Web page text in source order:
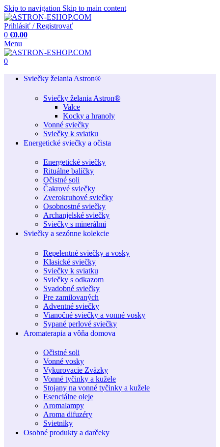
Skip to navigation Skip to main content
Prihlásiť / Registrovať
0 €0.00
Menu
0
Sviečky želania Astron®
Sviečky želania Astron®
Valce
Kocky a hranoly
Vonné sviečky
Sviečky k sviatku
Energetické sviečky a očista
Energetické sviečky
Rituálne balíčky
Očistné soli
Čakrové sviečky
Zverokruhové sviečky
Osobnostné sviečky
Archanjelské sviečky
Sviečky s minerálmi
Sviečky a sezónne kolekcie
Repelentné sviečky a vosky
Klasické sviečky
Sviečky k sviatku
Sviečky s odkazom
Svadobné sviečky
Pre zamilovaných
Adventné sviečky
Vianočné sviečky a vonné vosky
Sypané perlové sviečky
Aromaterapia a vôňa domova
Očistné soli
Vonné vosky
Vykurovacie Zväzky
Vonné tyčinky a kužele
Stojany na vonné tyčinky a kužele
Esenciálne oleje
Aromalampy
Aroma difuzéry
Svietniky
Osobné produkty a darčeky